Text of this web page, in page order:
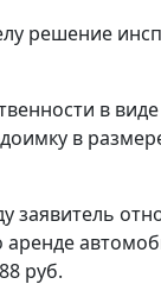
решение
в
в
заявитель
руб.